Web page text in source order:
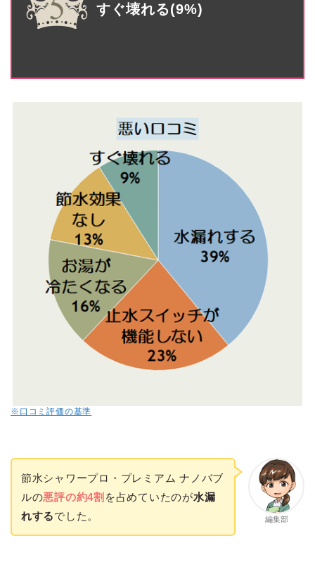
すぐ壊れる(9%)
※口コミ評価の基準
編集部
節水シャワープロ・プレミアム ナノバブ
ルの悪評の約4割 を占めていたのが水漏
れするでした。